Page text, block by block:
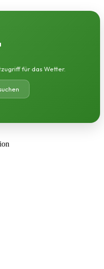
für das Wetter.